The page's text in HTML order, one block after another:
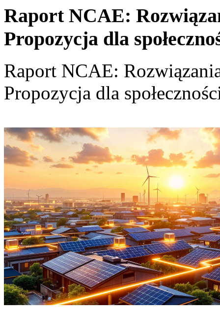
Raport NCAE:
Propozycja dla
Raport NCAE:
Propozycja dla